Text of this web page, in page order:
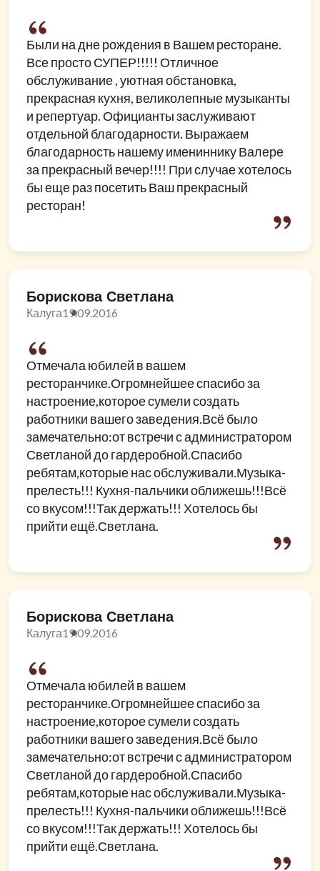
Были на дне рождения в Вашем ресторане.
Все просто СУПЕР!!!!! Отличное
обслуживание , уютная обстановка,
прекрасная кухня, великолепные музыканты
и репертуар. Официанты заслуживают
отдельной благодарности. Выражаем
благодарность нашему имениннику Валере
за прекрасный вечер!!!! При случае хотелось
бы еще раз посетить Ваш прекрасный
ресторан!
Борискова Светлана
Калуга19.09.2016
Отмечала юбилей в вашем
ресторанчике.Огромнейшее спасибо за
настроение,которое сумели создать
работники вашего заведения.Всё было
замечательно:от встречи с администратором
Светланой до гардеробной.Спасибо
ребятам,которые нас обслуживали.Музыка-
прелесть!!! Кухня-пальчики оближешь!!!Всё
со вкусом!!!Так держать!!! Хотелось бы
прийти ещё.Светлана.
Борискова Светлана
Калуга19.09.2016
Отмечала юбилей в вашем
ресторанчике.Огромнейшее спасибо за
настроение,которое сумели создать
работники вашего заведения.Всё было
замечательно:от встречи с администратором
Светланой до гардеробной.Спасибо
ребятам,которые нас обслуживали.Музыка-
прелесть!!! Кухня-пальчики оближешь!!!Всё
со вкусом!!!Так держать!!! Хотелось бы
прийти ещё.Светлана.